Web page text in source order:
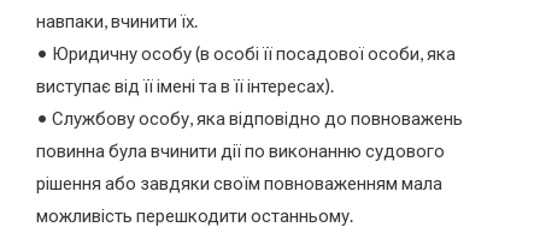
навпаки, вчинити їх.
• Юридичну особу (в особі її посадової особи, яка
виступає від її імені та в її інтересах).
• Службову особу, яка відповідно до повноважень
повинна була вчинити дії по виконанню судового
рішення або завдяки своїм повноваженням мала
можливість перешкодити останньому.